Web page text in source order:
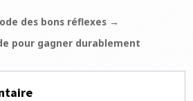
des bons réflexes →
pour gagner durablement